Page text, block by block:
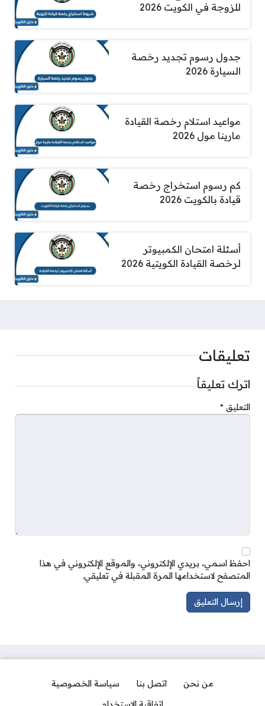
للزوجة في الكويت 2026
جدول رسوم تجديد رخصة
السيارة 2026
مواعيد استلام رخصة القيادة
مارينا مول 2026
كم رسوم استخراج رخصة
قيادة بالكويت 2026
أسئلة امتحان الكمبيوتر
لرخصة القيادة الكويتية 2026
تعليقات
اترك تعليقاً
التعليق *
احفظ اسمي، بريدي الإلكتروني، والموقع الإلكتروني في هذا
المتصفح لاستخدامها المرة المقبلة في تعليقي.
من نحن اتصل بنا
سياسة الخصوصية